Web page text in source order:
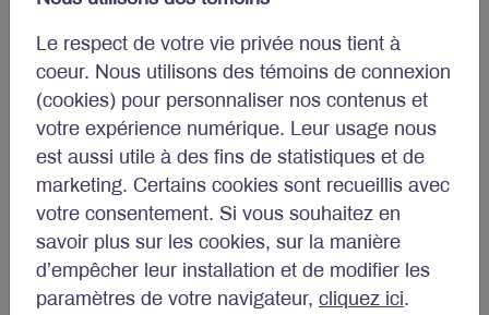
Le respect de votre vie privée nous tient à
coeur. Nous utilisons des témoins de connexion
(cookies) pour personnaliser nos contenus et
votre expérience numérique. Leur usage nous
est aussi utile à des fins de statistiques et de
marketing. Certains cookies sont recueillis avec
votre consentement. Si vous souhaitez en
savoir plus sur les cookies, sur la manière
d’empêcher leur installation et de modifier les
paramètres de votre navigateur, cliquez ici.
emplois en février, le taux d’emploi a baissé pour
le cinquième mois consécutif, l’offre de main-
d’œuvre ayant augmenté plus rapidement que la
demande. Au cours de la même période, la
croissance des salaires horaires moyens a ralenti,
passant de 5,4 % à la fin de 2023 à 5,0 % en
glissement annuel. À l’avenir, nous prévoyons que
la croissance des salaires continuera à se
modérer sur fond d’assouplissement progressif
des conditions du marché du travail.
La combinaison de taux d’intérêt élevés et de